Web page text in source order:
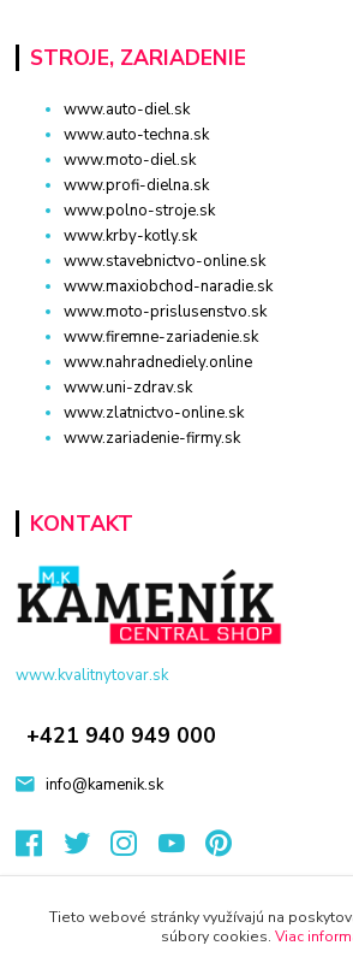
STROJE, ZARIADENIE
www.auto-diel.sk
www.auto-techna.sk
www.moto-diel.sk
www.profi-dielna.sk
www.polno-stroje.sk
www.krby-kotly.sk
www.stavebnictvo-online.sk
www.maxiobchod-naradie.sk
www.moto-prislusenstvo.sk
www.firemne-zariadenie.sk
www.nahradnediely.online
www.uni-zdrav.sk
www.zlatnictvo-online.sk
www.zariadenie-firmy.sk
KONTAKT
www.kvalitnytovar.sk
+421 940 949 000
info@kamenik.sk
Tieto webové stránky využívajú na
súbory cookies. Viac